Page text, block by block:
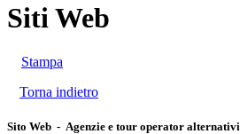
Siti Web
Stampa
Torna indietro
Sito Web - Agenzie e tour operator alternativi